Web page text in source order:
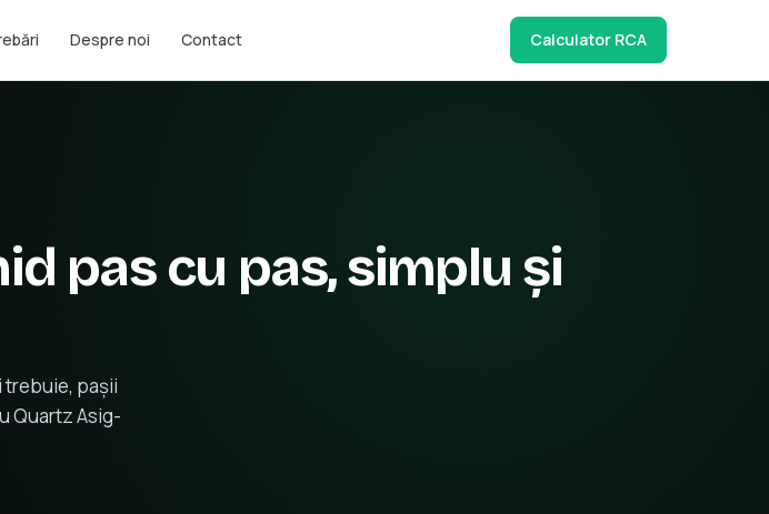
Despre noi Contact Calculator RCA
pas cu pas, simplu și
trebuie, pașii
Quartz Asig-